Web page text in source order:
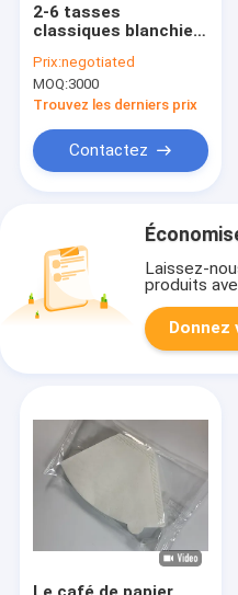
2-6 tasses
classiques blanchies
filtre à café jetable
Chemex
Prix:negotiated
MOQ:3000
Trouvez les derniers prix
Contactez
Laissez-
produits
Donnez